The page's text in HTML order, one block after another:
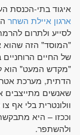
איגוד בתי-הכנסת
ארגון איילת השחר
לסייע ולתרום
"המוסד" הזה שהוא
של החיים
"מקדש המעט" הוא
הדתית, מערכת
שאנשים מתייצבים
וולונטרית בלי אף
וככזו – היא
ולהשתפר.